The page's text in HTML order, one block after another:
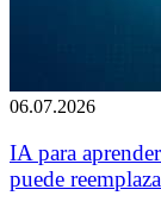
06.07.2026
IA para
puede